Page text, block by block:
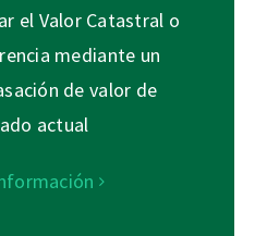
el Valor Catastral o
mediante un
de valor de
actual